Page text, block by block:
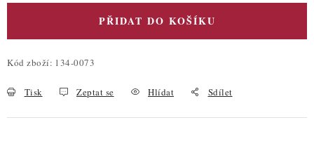
PŘIDAT DO KOŠÍKU
Kód zboží: 134-0073
Tisk Zeptat se Hlídat Sdílet